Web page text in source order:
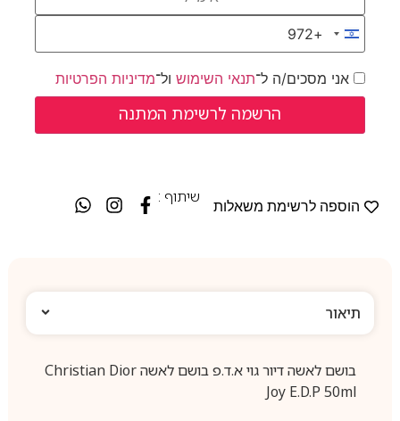
Israel +972
+972
אני מסכים/ה ל־תנאי השימושול־מדיניות הפרטיות
הוספה לרשימת משאלות
שיתוף :
תיאור
בושם לאשה דיור גוי א.ד.פ בושם לאשה Christian Dior
Joy E.D.P 50ml